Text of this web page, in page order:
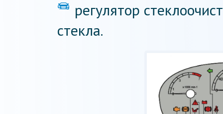
регулятор
стекла.